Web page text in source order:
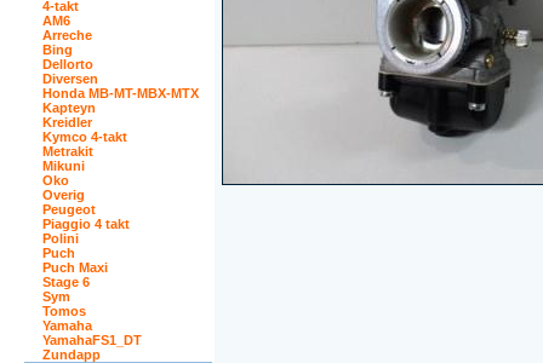
4-takt
AM6
Arreche
Bing
Dellorto
Diversen
Honda MB-MT-MBX-MTX
Kapteyn
Kreidler
Kymco 4-takt
Metrakit
Mikuni
Oko
Overig
Peugeot
Piaggio 4 takt
Polini
Puch
Puch Maxi
Stage 6
Sym
Tomos
Yamaha
YamahaFS1_DT
Zundapp